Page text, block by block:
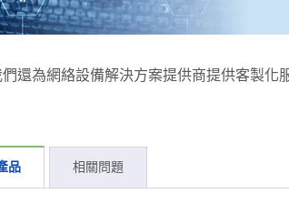
們還為網絡設備解決方案提供商提供客製
品 相關問題